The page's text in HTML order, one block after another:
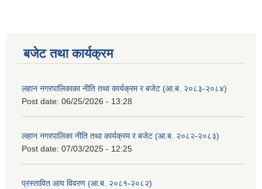
बजेट तथा कार्यक्रम
लहान नगरपालिकाका नीति तथा कार्यक्रम र बजेट (आ.ब. २०८३-२०८४)
Post date: 06/25/2026 - 13:28
लहान नगरपालिका नीति तथा कार्यक्रम र बजेट (आ.ब. २०८२-२०८३)
Post date: 07/03/2025 - 12:25
प्रस्तावित आय विवरण (आ.ब. २०८१-२०८२)